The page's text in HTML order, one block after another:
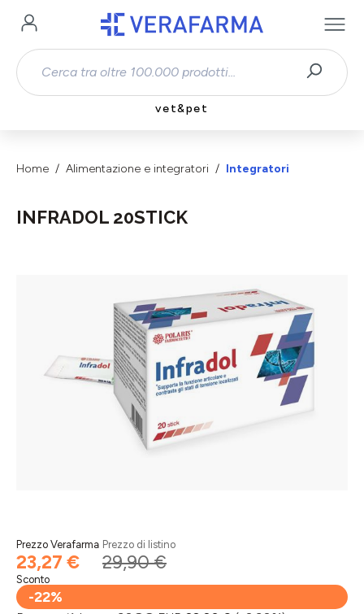
Passa al contenuto principale
vet&pet
Home Alimentazione e integratori Integratori
INFRADOL 20STICK
Prezzo Verafarma
23,27 €
Prezzo di listino
29,90 €
Sconto
-22%